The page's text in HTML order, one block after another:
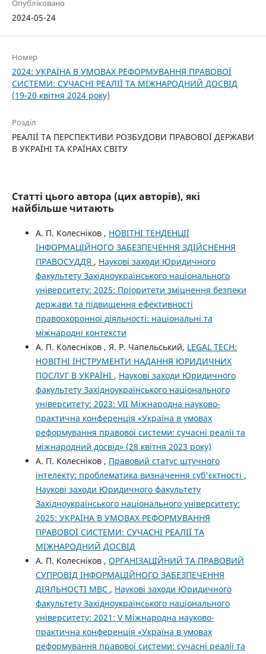
Опубліковано
2024-05-24
Номер
2024: УКРАЇНА В УМОВАХ РЕФОРМУВАННЯ ПРАВОВОЇ
СИСТЕМИ: СУЧАСНІ РЕАЛІЇ ТА МІЖНАРОДНИЙ ДОСВІД
(19-20 квітня 2024 року)
Розділ
РЕАЛІЇ ТА ПЕРСПЕКТИВИ РОЗБУДОВИ ПРАВОВОЇ ДЕРЖАВИ
В УКРАЇНІ ТА КРАЇНАХ СВІТУ
Статті цього автора (цих авторів), які
найбільше читають
А. П. Колесніков , НОВІТНІ ТЕНДЕНЦІЇ
ІНФОРМАЦІЙНОГО ЗАБЕЗПЕЧЕННЯ ЗДІЙСНЕННЯ
ПРАВОСУДДЯ , Наукові заходи Юридичного
факультету Західноукраїнського національного
університету: 2025: Пріоритети зміцнення безпеки
держави та підвищення ефективності
правоохоронної діяльності: національні та
міжнародні контексти
А. П. Колесніков , Я. Р. Чапельський, LEGAL TECH:
НОВІТНІ ІНСТРУМЕНТИ НАДАННЯ ЮРИДИЧНИХ
ПОСЛУГ В УКРАЇНІ , Наукові заходи Юридичного
факультету Західноукраїнського національного
університету: 2023: VII Міжнародна науково-
практична конференція «Україна в умовах
реформування правової системи: сучасні реалії та
міжнародний досвід» (28 квітня 2023 року)
А. П. Колесніков , Правовий статус штучного
інтелекту: проблематика визначення суб'єктності ,
Наукові заходи Юридичного факультету
Західноукраїнського національного університету:
2025: УКРАЇНА В УМОВАХ РЕФОРМУВАННЯ
ПРАВОВОЇ СИСТЕМИ: СУЧАСНІ РЕАЛІЇ ТА
МІЖНАРОДНИЙ ДОСВІД
А. П. Колесніков , ОРГАНІЗАЦІЙНИЙ ТА ПРАВОВИЙ
СУПРОВІД ІНФОРМАЦІЙНОГО ЗАБЕЗПЕЧЕННЯ
ДІЯЛЬНОСТІ МВС , Наукові заходи Юридичного
факультету Західноукраїнського національного
університету: 2021: V Міжнародна науково-
практична конференція «Україна в умовах
реформування правової системи: сучасні реалії та